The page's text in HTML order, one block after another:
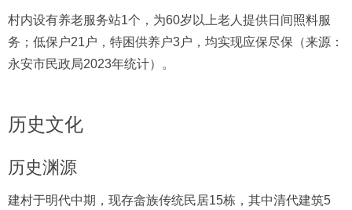
村内设有养老服务站1个，为60岁以上老人提供日间照料服
务；低保户21户，特困供养户3户，均实现应保尽保（来源：
永安市民政局2023年统计）。
历史文化
历史渊源
建村于明代中期，现存畲族传统民居15栋，其中清代建筑5